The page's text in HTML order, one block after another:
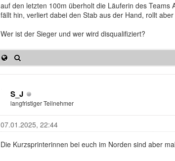
auf den letzten 100m überholt die Läuferin des Teams
fällt hin, verliert dabei den Stab aus der Hand, rollt
Wer ist der Sieger und wer wird disqualifiziert?
S_J
langfristiger Teilnehmer
07.01.2025, 22:44
Die Kurzsprinterinnen bei euch im Norden sind aber